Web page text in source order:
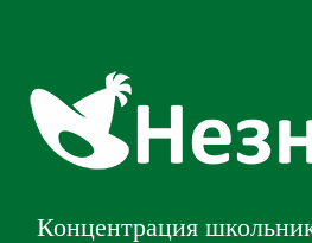
Концентрация